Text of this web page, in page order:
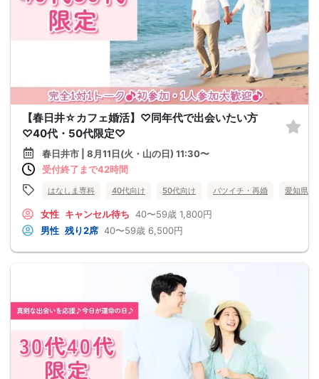
【春日井☆カフェ婚活】♡同年代で出会いたい方
♡40代・50代限定♡
春日井市 | 8月11日(火・山の日) 11:30〜
受付終了まで42時間
はなしま専科 40代向け 50代向け バツイチ・再婚 愛知県
女性 キャンセル待ち 40〜59歳 1,800円
男性 残り2席 40〜59歳 6,500円